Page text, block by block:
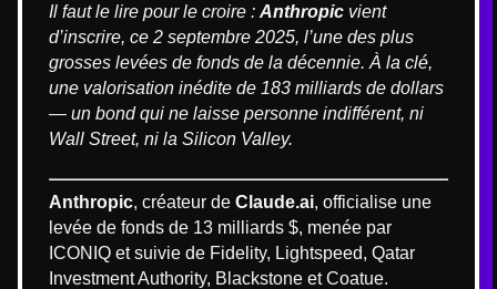
Il faut le lire pour le croire : Anthropic vient
d’inscrire, ce 2 septembre 2025, l’une des plus
grosses levées de fonds de la décennie. À la clé,
une valorisation inédite de 183 milliards de dollars
— un bond qui ne laisse personne indifférent, ni
Wall Street, ni la Silicon Valley.
Anthropic, créateur de Claude.ai, officialise une
levée de fonds de 13 milliards $, menée par
ICONIQ et suivie de Fidelity, Lightspeed, Qatar
Investment Authority, Blackstone et Coatue.